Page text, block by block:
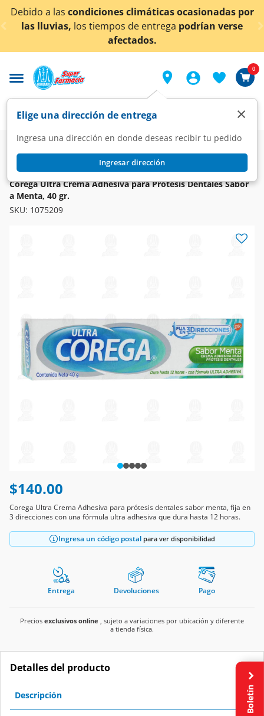
< div class="carousel-inner">
climáticas ocasionadas por
tiempos de entregapodrían verse
¡Ahora
Elige una dirección de entrega
Ingresa una dirección en donde deseas recibir tu pedido
Ingresar dirección
×
0
Super Higiene y Belleza
Cuidado Bucal
Especializados
COREGA
Corega Ultra Crema Adhesiva para Prótesis Dentales Sabor
a Menta, 40 gr.
SKU: 1075209
$140.00
Corega Ultra Crema Adhesiva para prótesis dentales sabor menta, fija en
3 direcciones con una fórmula ultra adhesiva que dura hasta 12 horas.
Ingresa un código postal para ver disponibilidad
Entrega Devoluciones Pago
Precios exclusivos online , sujeto a variaciones por ubicación y diferente
a tienda física.
Detalles del producto
Descripción Boletín